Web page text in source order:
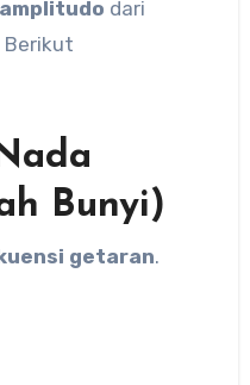
amplitudo dari
Berikut
Bunyi)
getaran.